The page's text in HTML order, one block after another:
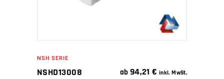
NSH SERIE
NSHD13008 ab 94,21€ inkl. MwSt.